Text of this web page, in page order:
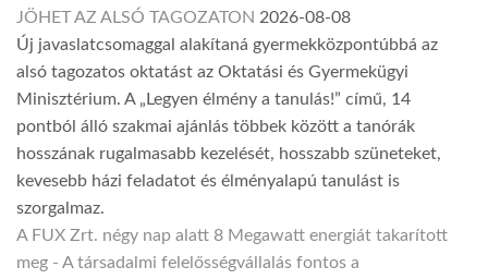
JÖHET AZ ALSÓ TAGOZATON 2026-08-08
Új javaslatcsomaggal alakítaná gyermekközpontúbbá az
alsó tagozatos oktatást az Oktatási és Gyermekügyi
Minisztérium. A „Legyen élmény a tanulás!” című, 14
pontból álló szakmai ajánlás többek között a tanórák
hosszának rugalmasabb kezelését, hosszabb szüneteket,
kevesebb házi feladatot és élményalapú tanulást is
szorgalmaz.
A FUX Zrt. négy nap alatt 8 Megawatt energiát takarított
meg - A társadalmi felelősségvállalás fontos a